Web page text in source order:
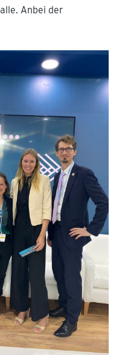
Anbei der